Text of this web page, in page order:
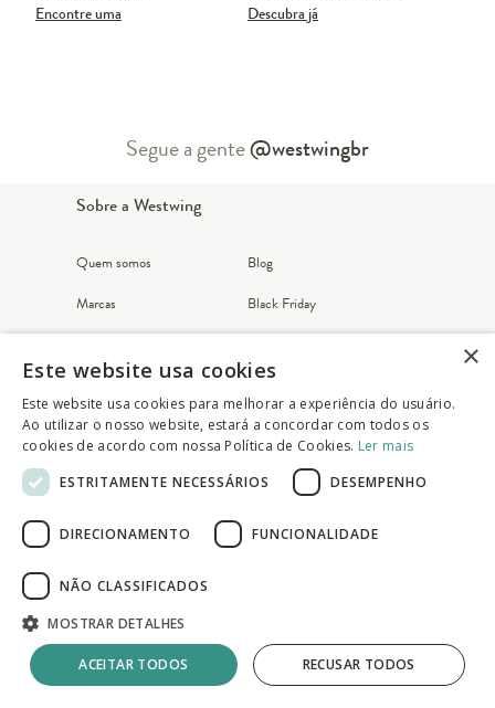
Encontre uma Descubra já
Segue a gente@westwingbr
Sobre a Westwing
Quem somos
Marcas
Revista
Carreira
Blog
Black Friday
Relação com Investidor
Imprensa
Atendimento ao cliente
Meus pedidos
Fale Conosco
FAQ
×
Este website usa cookies
Este website usa cookies para melhorar a experiência do usuário.
Ao utilizar o nosso website, estará a concordar com todos os
cookies de acordo com nossa Política de Cookies. Ler mais
ESTRITAMENTE NECESSÁRIOS
DESEMPENHO
DIRECIONAMENTO FUNCIONALIDADE
NÃO CLASSIFICADOS
MOSTRAR DETALHES
ACEITAR TODOS RECUSAR TODOS